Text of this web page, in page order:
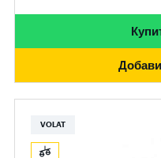
VOLAT